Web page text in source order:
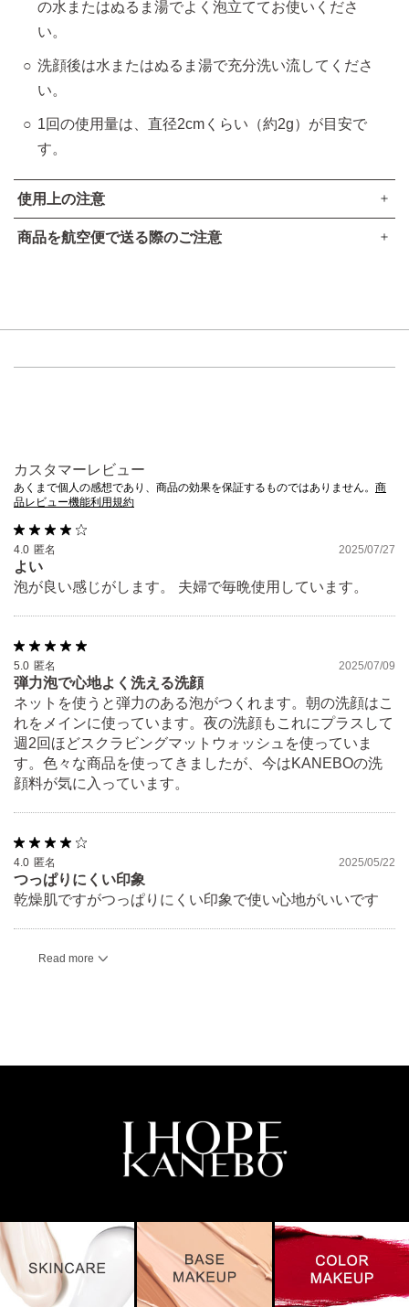
の水またはぬるま湯でよく泡立ててお使いくださ
い。
洗顔後は水またはぬるま湯で充分洗い流してくださ
い。
1回の使用量は、直径2cmくらい（約2g）が目安で
す。
使用上の注意
傷やはれもの、湿疹等異常のあるところにはお使いにならな
とがありますので、皮フ科医にご相談されることをおすすめ
します。
目に入らないように注意し、入ったときは、すぐに充分洗い
流してください。
子供や認知症の方などの誤飲・誤食等を防ぐため、置き場所
ご使用後はキャップをきちんとしめてください。
極端に温度の高い所や低い所、直射日光のあたる場所には、
置かないでください。
商品を航空便で送る際のご注意
アルコール24％以下
可燃性固体に該当しない​
カスタマーレビュー
あくまで個人の感想であり、商品の効果を保証するものではありません。 商
品レビュー機能利用規約
4.0 匿名 2025/07/27
よい
泡が良い感じがします。 夫婦で毎晩使用しています。
5.0 匿名 2025/07/09
弾力泡で心地よく洗える洗顔
ネットを使うと弾力のある泡がつくれます。朝の洗顔はこ
れをメインに使っています。夜の洗顔もこれにプラスして
週2回ほどスクラビングマットウォッシュを使っていま
す。色々な商品を使ってきましたが、今はKANEBOの洗
顔料が気に入っています。
4.0 匿名 2025/05/22
つっぱりにくい印象
乾燥肌ですがつっぱりにくい印象で使い心地がいいです
Read more